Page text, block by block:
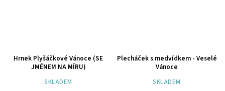
Hrnek Plyšáčkové Vánoce (SE
JMÉNEM NA MÍRU)
SKLADEM
Plecháček s medvídkem - Veselé
Vánoce
SKLADEM